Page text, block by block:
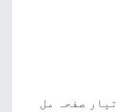
تیار صفحہ مل